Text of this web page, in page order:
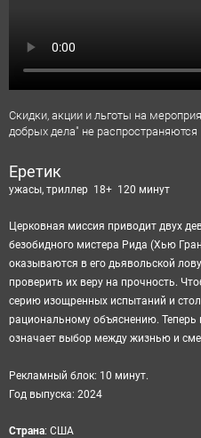
Скидки, акции и льготы на
добрых дела" не распространяются
Еретик
ужасы, триллер 18+ 120 минут
Церковная миссия приводит двух
безобидного мистера Рида (Хью
оказываются в его дьявольской
проверить их веру на прочность.
серию изощренных испытаний и
рациональному объяснению. Теперь
означает выбор между жизнью и
Рекламный блок: 10 минут.
Год выпуска: 2024
Cтрана: США